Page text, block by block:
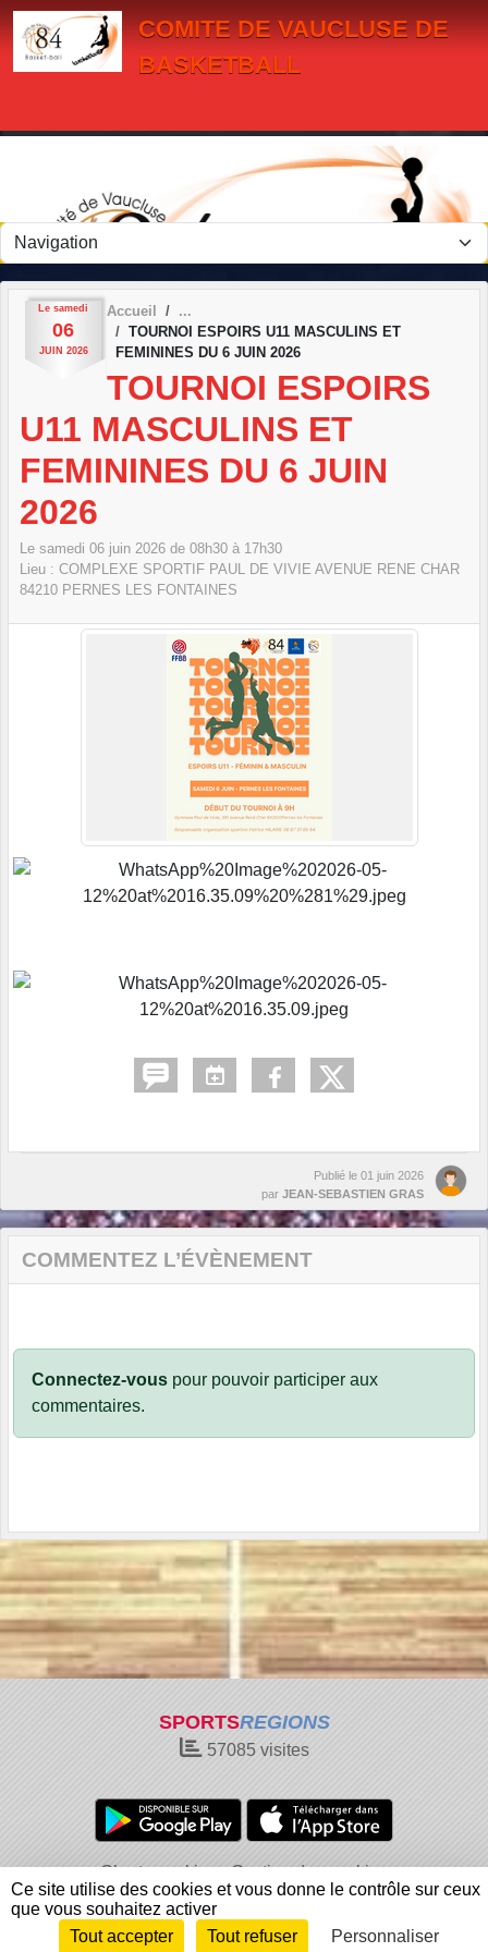
COMITE DE VAUCLUSE DE
BASKETBALL
Le samedi
06
JUIN 2026
Accueil
TOURNOI ESPOIRS U11 MASCULINS ET
FEMININES DU 6 JUIN 2026
TOURNOI ESPOIRS
U11 MASCULINS ET
FEMININES DU 6 JUIN
2026
Le samedi 06 juin 2026 de 08h30 à 17h30
Lieu : COMPLEXE SPORTIF PAUL DE VIVIE AVENUE RENE CHAR
84210 PERNES LES FONTAINES
Publié le 01 juin 2026
par JEAN-SEBASTIEN GRAS
COMMENTEZ L’ÉVÈNEMENT
Connectez-vous pour pouvoir participer aux
commentaires.
SPORTSREGIONS
57085visites
Charte cookies
Gestion des cookies
Informations légales
Signaler un contenu inapproprié
Envie de participer ? Connexion
Panneau de gestion des cookies
Ce site utilise des cookies et vous donne le contrôle sur ceux
que vous souhaitez activer
Tout accepter
Tout refuser Personnaliser